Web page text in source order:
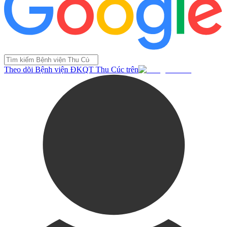
Theo dõi Bệnh viện ĐKQT Thu Cúc trên